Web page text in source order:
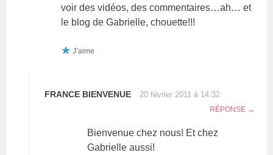
voir des vidéos, des commentaires…ah… et
le blog de Gabrielle, chouette!!!
J’aime
FRANCE BIENVENUE 20 février 2011 à 14:32
RÉPONSE
Bienvenue chez nous! Et chez
Gabrielle aussi!